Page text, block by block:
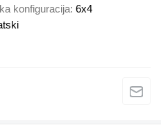
konfiguracija 6x4